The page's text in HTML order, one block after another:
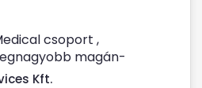
csoport ,
magán-
Kft.